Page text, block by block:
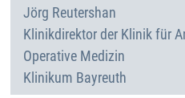
Jörg Reutershan
Klinikdirektor der Klinik für
Operative Medizin
Klinikum Bayreuth